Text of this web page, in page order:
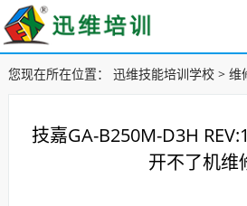
您现在所在位置： 迅维技能培训学校> 维
技嘉GA-B250M-D3H
开不了机维